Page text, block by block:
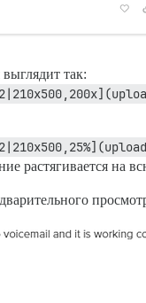
так:
растягивается на